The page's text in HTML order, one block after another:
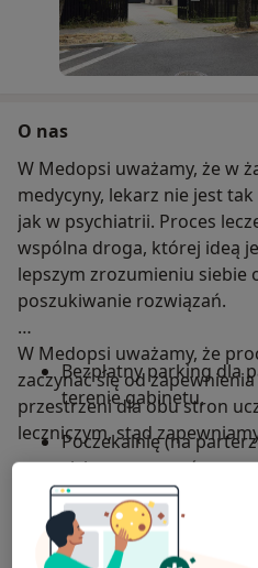
pierwszym piętrze –
prosto i w lewo.
Usiądźmy wygodnie,
herbaty – i po prostu
O nas
W Medopsi uważamy, że w
medycyny, lekarz nie jest
jak w psychiatrii. Proces
wspólna droga, której ideą
lepszym zrozumieniu siebie
poszukiwanie rozwiązań.
W Medopsi uważamy, że
zaczynać się od
przestrzeni dla obu stron
leczniczym, stąd
Bezpłatny parking dla
terenie gabinetu,
Poczekalnię (na
cichą przestrzeń,
Gabinet (1 piętro,
wejścia, korytarzem w